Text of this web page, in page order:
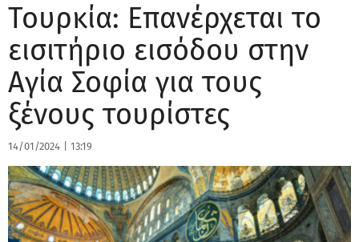
Τουρκία: Επανέρχεται το
εισιτήριο εισόδου στην
Αγία Σοφία για τους
ξένους τουρίστες
14/01/2024 13:19